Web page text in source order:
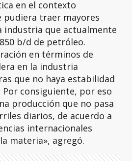
en el contexto
pudiera traer mayores
industria que actualmente
b/d de petróleo.
en términos de
en la industria
que no haya estabilidad
consiguiente, por eso
producción que no pasa
diarios, de acuerdo a
internacionales
materia», agregó.